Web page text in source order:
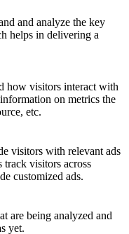
and analyze the key
helps in delivering a
how visitors interact with
on metrics the
etc.
visitors with relevant ads
track visitors across
customized ads.
are being analyzed and
yet.